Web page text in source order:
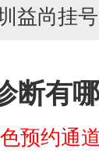
益尚挂
断有
预约通道